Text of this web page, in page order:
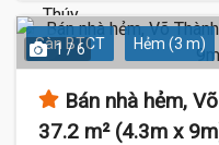
Sàn BTCT Hẻm (3 m)
1 / 6
Bán nhà hẻm,
37.2 m² (4.3m x